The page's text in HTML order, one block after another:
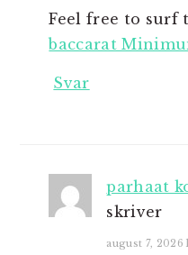
Feel free to surf
baccarat
Svar
parhaat
skriver
august 7, 2026